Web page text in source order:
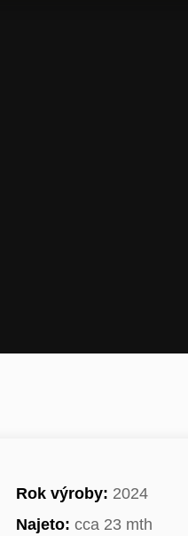
Rok výroby: 2024
Najeto: cca 23 mth